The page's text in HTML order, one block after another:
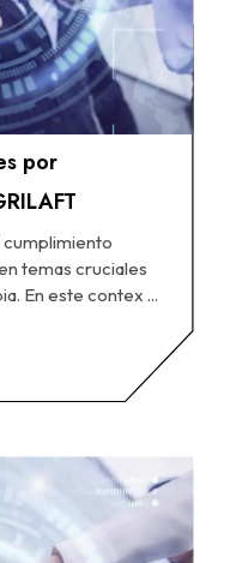
por
temas cruciales
En este contex ...